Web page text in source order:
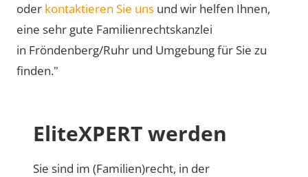
oder kontaktieren Sie uns und wir helfen Ihnen,
eine sehr gute Familienrechtskanzlei
in Fröndenberg/Ruhr und Umgebung für Sie zu
finden."
EliteXPERT werden
Sie sind im (Familien)recht, in der